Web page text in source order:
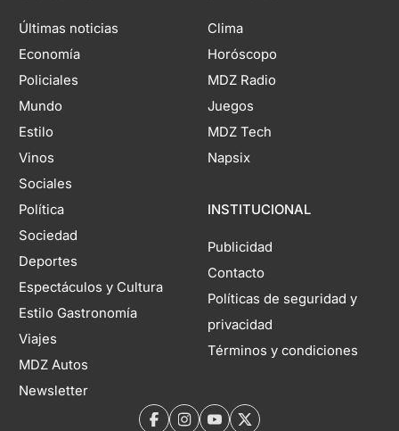
Últimas noticias
Economía
Policiales
Mundo
Estilo
Vinos
Sociales
Política
Sociedad
Deportes
Espectáculos y Cultura
Estilo Gastronomía
Viajes
MDZ Autos
Newsletter
Clima
Horóscopo
MDZ Radio
Juegos
MDZ Tech
Napsix
INSTITUCIONAL
Publicidad
Contacto
Políticas de seguridad y
privacidad
Términos y condiciones